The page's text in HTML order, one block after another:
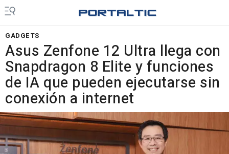
GADGETS
Asus Zenfone 12 Ultra llega con
Snapdragon 8 Elite y funciones
de IA que pueden ejecutarse sin
conexión a internet